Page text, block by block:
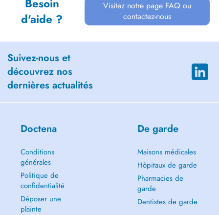
Besoin
d'aide ?
Visitez notre page FAQ ou
contactez-nous
Suivez-nous et
découvrez nos
dernières actualités
Doctena
Conditions
générales
Politique de
confidentialité
Déposer une
plainte
De garde
Maisons médicales
Hôpitaux de garde
Pharmacies de
garde
Dentistes de garde